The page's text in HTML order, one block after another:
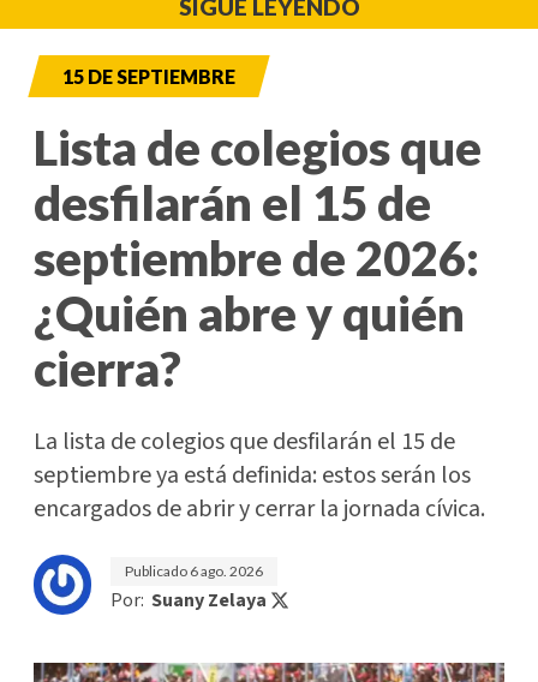
SIGUE LEYENDO
15 DE SEPTIEMBRE
Lista de colegios que
desfilarán el 15 de
septiembre de 2026:
¿Quién abre y quién
cierra?
La lista de colegios que desfilarán el 15 de
septiembre ya está definida: estos serán los
encargados de abrir y cerrar la jornada cívica.
Publicado 6 ago. 2026
Por: Suany Zelaya